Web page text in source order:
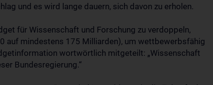
und es wird lange dauern, sich davon zu erholen.
für Wissenschaft und Forschung zu verdoppeln,
auf mindestens 175 Milliarden), um wettbewerbsfähig
wortwörtlich mitgeteilt: „Wissenschaft
Bundesregierung.“